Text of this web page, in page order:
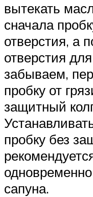
вытекать
сначала
отверстия, а
отверстия
забываем,
пробку от
защитный
пробку без
сапуна.